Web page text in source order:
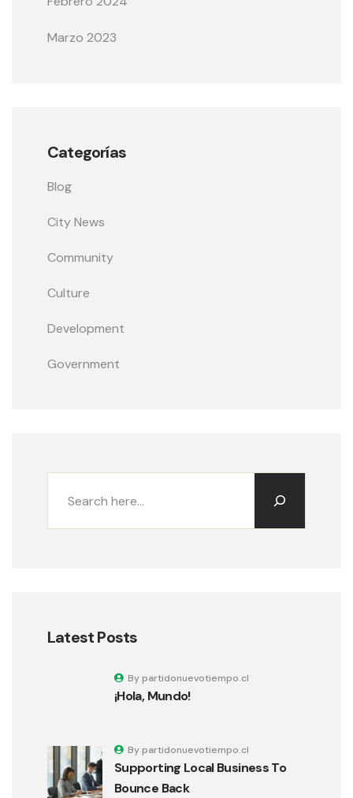
Marzo 2023
Categorías
Blog
City News
Community
Culture
Development
Government
Latest Posts
¡Hola, Mundo!
By partidonuevotiempo.cl
Supporting Local Business To
Bounce Back
By partidonuevotiempo.cl